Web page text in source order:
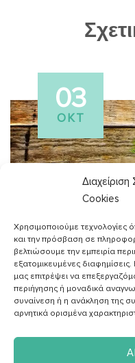
Cookies
Χρησιμοποιούμε
και την πρόσβαση σε
βελτιώσουμε την εμπειρία
εξατομικευμένες
μας επιτρέψει να
περιήγησης ή μοναδικά
συναίνεση ή η ανάκληση της
αρνητικά ορισμέναΑΓΓΕΛΙΚH
03
ΟΚΤ